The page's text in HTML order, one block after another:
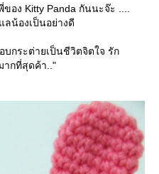
อง Kitty Panda กันนะจ๊ะ ....
ลน้องเป็นอย่างดี
บกระต่ายเป็นชีวิตจิตใจ รัก
ากที่สุดค้า.."